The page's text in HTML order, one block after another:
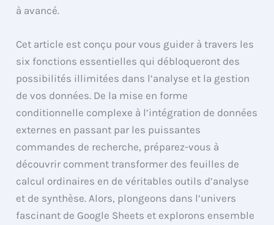
à avancé.
Cet article est conçu pour vous guider à travers les
six fonctions essentielles qui débloqueront des
possibilités illimitées dans l’analyse et la gestion
de vos données. De la mise en forme
conditionnelle complexe à l’intégration de données
externes en passant par les puissantes
commandes de recherche, préparez-vous à
découvrir comment transformer des feuilles de
calcul ordinaires en de véritables outils d’analyse
et de synthèse. Alors, plongeons dans l’univers
fascinant de Google Sheets et explorons ensemble